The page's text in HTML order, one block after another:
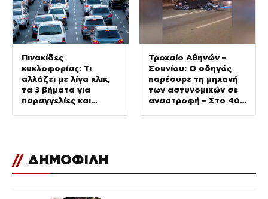
Πινακίδες
κυκλοφορίας: Τι
αλλάζει με λίγα κλικ,
τα 3 βήματα για
παραγγελίες και
Τροχαίο Αθηνών –
Σουνίου: Ο οδηγός
παρέσυρε τη μηχανή
των αστυνομικών σε
αναστροφή – Στο 401
// ΔΗΜΟΦΙΛΗ